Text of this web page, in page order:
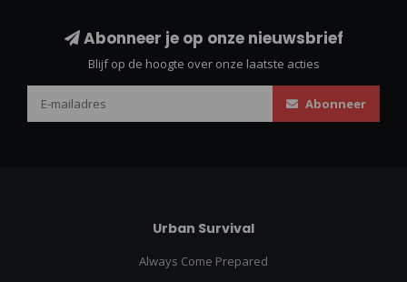
Abonneer je op onze nieuwsbrief
Blijf op de hoogte over onze laatste acties
Abonneer
Urban Survival
Always Come Prepared